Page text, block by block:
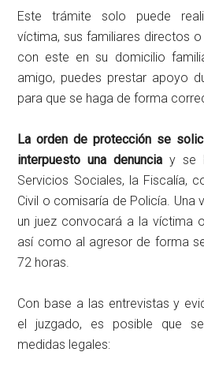
Este trámite solo puede
víctima, sus familiares directos
con este en su domicilio
amigo, puedes prestar apoyo
para que se haga de forma
La orden de protección se
interpuesto una denuncia y se
Servicios Sociales, la Fiscalía,
Civil o comisaría de Policía. Una
un juez convocará a la víctima
así como al agresor de forma
72 horas.
Con base a las entrevistas y
el juzgado, es posible que
medidas legales: